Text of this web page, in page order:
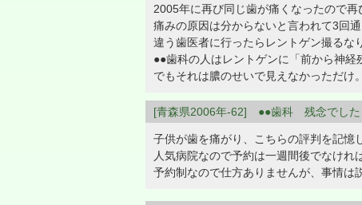
2005年に再び同じ歯が痛くなったので
痛みの原因は分からないと言われて3回
違う歯医者に行ったらレントゲン撮るな
●●歯科の人はレントゲンに「前から神経
でもそれは膿のせいで見えなかっただけ。
[青森県2006年-62] ●●歯科 残念でした
子供が歯を痛がり、こちらの評判を記憶
人気病院なので予約は一週間後でなけれ
予約制なので仕方ありませんが、事情は